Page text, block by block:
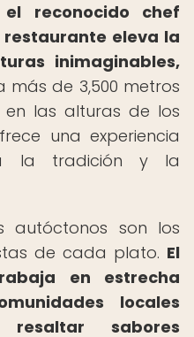
reconocido chef
eleva la
inimaginables,
más de 3,500 metros
las alturas de los
una experiencia
la tradición y la
autóctonos son los
de cada plato. El
en estrecha
locales
sabores